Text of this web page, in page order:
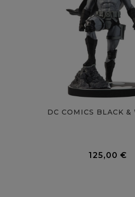
DC COMICS BLACK &
125,00 €